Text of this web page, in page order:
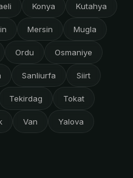
Konya Kutahya
Mersin Mugla
Ordu Osmaniye
Sanliurfa Siirt
Tekirdag Tokat
Van Yalova